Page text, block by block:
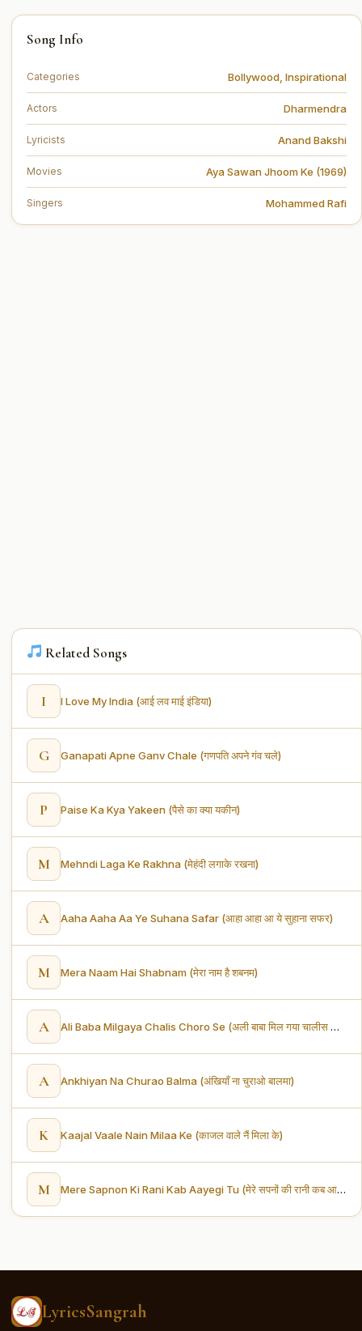
You can read the full lyrics of "Bura Mat Suno Bura Mat
Dekho (बुरा मत सुनो बुरा मत देखो)" on this page.
Song Info
Categories Bollywood Inspirational
Actors Dharmendra
Lyricists Anand Bakshi
Movies Aya Sawan Jhoom Ke (1969)
Singers Mohammed Rafi
Related Songs
I I Love My India (आई लव माई इंडिया)
G Ganapati Apne Ganv Chale (गणपति अपने गंव चले)
P Paise Ka Kya Yakeen (पैसे का क्या यकीन)
M Mehndi Laga Ke Rakhna (मेहंदी लगाके रखना)
A Aaha Aaha Aa Ye Suhana Safar (आहा आहा आ ये सुहाना सफर)
M Mera Naam Hai Shabnam (मेरा नाम है शबनम)
A Ali Baba Milgaya Chalis Choro Se (अली बाबा मिल गया चालीस चोरों से)
A Ankhiyan Na Churao Balma (अंखियाँ ना चुराओ बालमा)
K Kaajal Vaale Nain Milaa Ke (काजल वाले नैं मिला के)
M Mere Sapnon Ki Rani Kab Aayegi Tu (मेरे सपनों की रानी कब आएगी तू)
LyricsSangrah